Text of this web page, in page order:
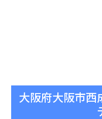
大阪府大阪市